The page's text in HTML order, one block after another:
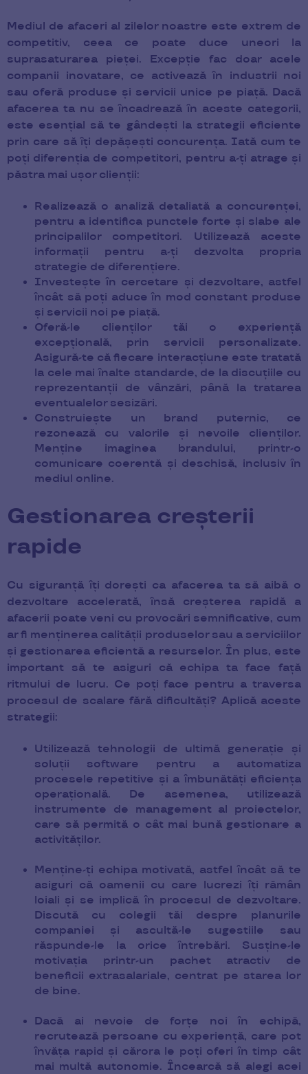
Mediul de afaceri al zilelor noastre este extrem de
competitiv, ceea ce poate duce uneori la
suprasaturarea pieței. Excepție fac doar acele
companii inovatare, ce activează în industrii noi
sau oferă produse și servicii unice pe piață. Dacă
afacerea ta nu se încadrează în aceste categorii,
este esențial să te gândești la strategii eficiente
prin care să îți depășești concurența. Iată cum te
poți diferenția de competitori, pentru a-ți atrage și
păstra mai ușor clienții:
Realizează o analiză detaliată a concurenței,
pentru a identifica punctele forte și slabe ale
principalilor competitori. Utilizează aceste
informații pentru a-ți dezvolta propria
strategie de diferențiere.
Investește în cercetare și dezvoltare, astfel
încât să poți aduce în mod constant produse
și servicii noi pe piață.
Oferă-le clienților tăi o experiență
excepțională, prin servicii personalizate.
Asigură-te că fiecare interacțiune este tratată
la cele mai înalte standarde, de la discuțiile cu
reprezentanții de vânzări, până la tratarea
eventualelor sesizări.
Construiește un brand puternic, ce
rezonează cu valorile și nevoile clienților.
Menține imaginea brandului, printr-o
comunicare coerentă și deschisă, inclusiv în
mediul online.
Gestionarea creșterii
rapide
Cu siguranță îți dorești ca afacerea ta să aibă o
dezvoltare accelerată, însă creșterea rapidă a
afacerii poate veni cu provocări semnificative, cum
ar fi menținerea calității produselor sau a serviciilor
și gestionarea eficientă a resurselor. În plus, este
important să te asiguri că echipa ta face față
ritmului de lucru. Ce poți face pentru a traversa
procesul de scalare fără dificultăți? Aplică aceste
strategii:
Utilizează tehnologii de ultimă generație și
soluții software pentru a automatiza
procesele repetitive și a îmbunătăți eficiența
operațională. De asemenea, utilizează
instrumente de management al proiectelor,
care să permită o cât mai bună gestionare a
activităților.
Menține-ți echipa motivată, astfel încât să te
asiguri că oamenii cu care lucrezi îți rămân
loiali și se implică în procesul de dezvoltare.
Discută cu colegii tăi despre planurile
companiei și ascultă-le sugestiile sau
răspunde-le la orice întrebări. Susține-le
motivația printr-un pachet atractiv de
beneficii extrasalariale, centrat pe starea lor
de bine.
Dacă ai nevoie de forțe noi în echipă,
recrutează persoane cu experiență, care pot
învăța rapid și cărora le poți oferi în timp cât
mai multă autonomie. Încearcă să alegi acei